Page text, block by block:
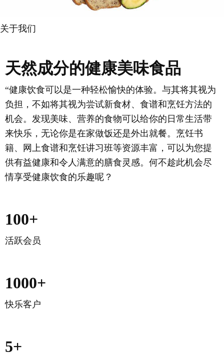
关于我们
天然成分的健康美味食品
“健康饮食可以是一种轻松愉快的体验。与其将其视为
负担，不如将其视为尝试新食材、食谱和烹饪方法的
机会。发现美味、营养的食物可以给你的日常生活带
来快乐，无论你是在家做饭还是外出就餐。烹饪书
籍、网上食谱和烹饪讲习班等资源丰富，可以为您提
供有益健康和令人满意的膳食灵感。何不趁此机会尽
情享受健康饮食的乐趣呢？
100+
活跃会员
1000+
快乐客户
5+